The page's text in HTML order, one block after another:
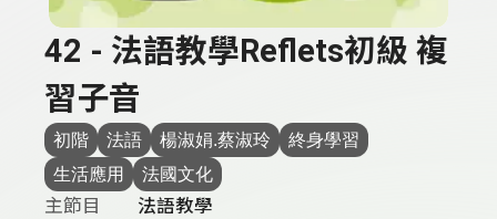
42 - 法語教學Reflets初級 複
習子音
初階 法語 楊淑娟.蔡淑玲
終身學習
生活應用
法國文化
主節目
法語教學